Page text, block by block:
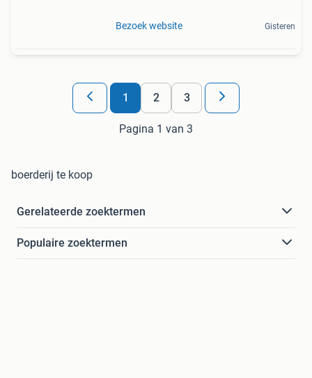
Bezoek website Gisteren
1 2 3
Pagina 1 van 3
boerderij te koop
Gerelateerde zoektermen
Populaire zoektermen